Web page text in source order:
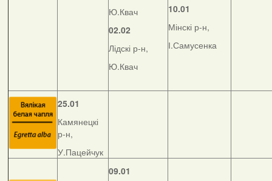
Ю.Квач
02.02
Лідскі р-н,
Ю.Квач
10.01
Мінскі р-н,
І.Самусенка
25.01
Камянецкі
р-н,
У.Пацейчук
09.01